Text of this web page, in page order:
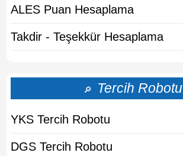
ALES Puan Hesaplama
Takdir - Teşekkür Hesaplama
🔎 Tercih Robotu
YKS Tercih Robotu
DGS Tercih Robotu